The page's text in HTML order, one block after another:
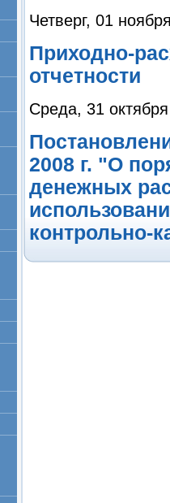
Четверг, 01
Приходно-
отчетности
Среда, 31
2008 г. "О
денежных
контрольно-